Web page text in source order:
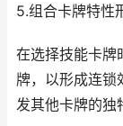
5.组合卡牌特性
在选择技能卡牌
牌，以形成连锁
发其他卡牌的独